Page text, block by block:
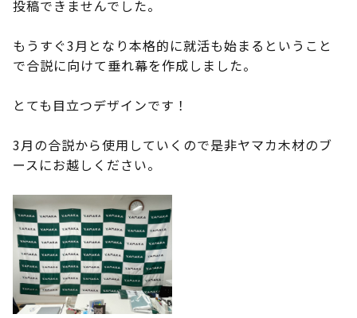
Instagram
投稿できませんでした。
もうすぐ3月となり本格的に就活も始まるということ
で合説に向けて垂れ幕を作成しました。
とても目立つデザインです！
3月の合説から使用していくので是非ヤマカ木材のブ
ースにお越しください。